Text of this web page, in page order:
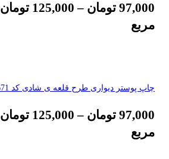
97,000 تومان –
125,000 تومان
مربع
چاپ پوستر دیواری طرح قلعه ی شادی کد 2671
97,000 تومان –
125,000 تومان
مربع